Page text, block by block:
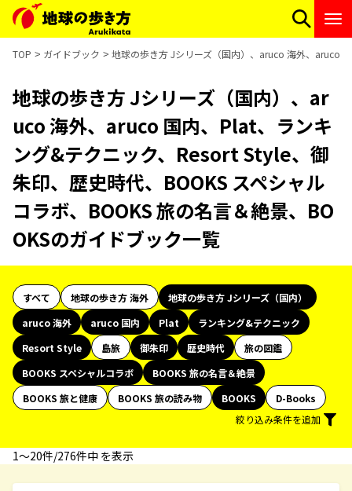
TOP ガイドブック 地球の歩き方 Jシリーズ（国内）、aruco 海外、aruco
地球の歩き方 Jシリーズ（国内）、ar
uco 海外、aruco 国内、Plat、ランキ
ング&テクニック、Resort Style、御
朱印、歴史時代、BOOKS スペシャル
コラボ、BOOKS 旅の名言＆絶景、BO
OKSのガイドブック一覧
すべて 地球の歩き方 海外
地球の歩き方 Jシリーズ（国内）
aruco 海外
aruco 国内 Plat
ランキング&テクニック
Resort Style
島旅 御朱印 歴史時代
旅の図鑑
BOOKS スペシャルコラボ
BOOKS 旅の名言＆絶景
BOOKS 旅と健康
BOOKS 旅の読み物 BOOKS
D-Books
絞り込み条件を追加
1〜20件/276件中 を表示